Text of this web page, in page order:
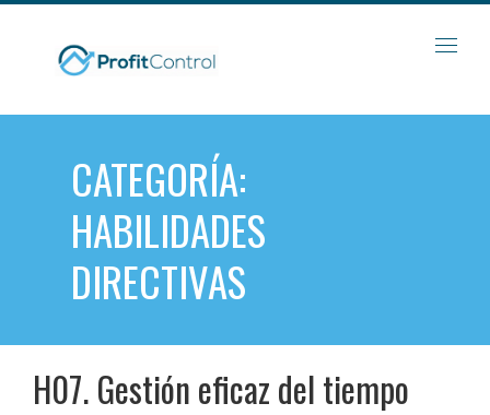
Skip
CATEGORÍA:
HABILIDADES
DIRECTIVAS
H07. Gestión eficaz del tiempo